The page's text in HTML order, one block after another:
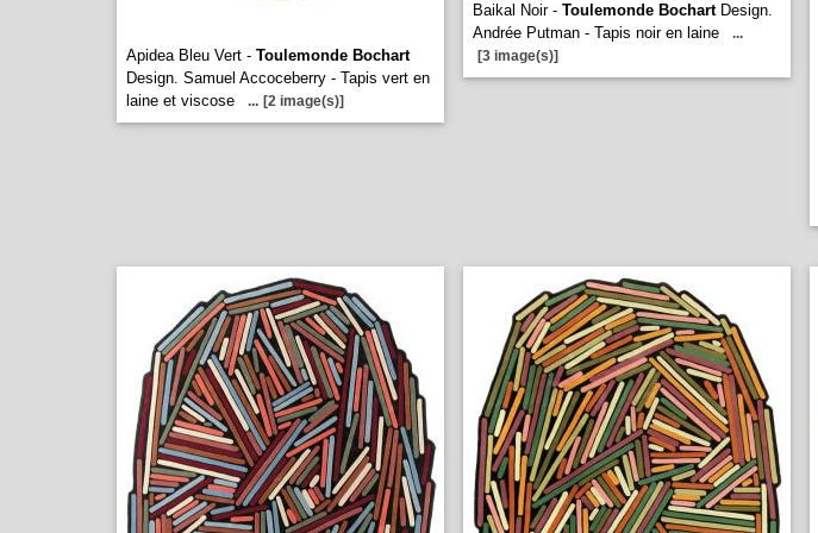
Apidea Bleu Vert - Toulemonde Bochart
Design. Samuel Accoceberry - Tapis vert en
laine et viscose
... [2 image(s)]
Baikal Noir - Toulemonde BochartDesign.
Andrée Putman - Tapis noir en laine
...
[3 image(s)]